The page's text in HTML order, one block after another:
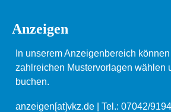
Anzeigen
In unserem Anzeigenbereich
zahlreichen Mustervorlagen wählen
buchen.
anzeigen[at]vkz.de | Tel.: 07042/